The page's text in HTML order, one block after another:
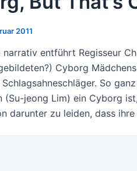
2011
entführt Regisseur
Cyborg
So
(Su-jeong Lim) ein Cyborg
darunter zu leiden, dass